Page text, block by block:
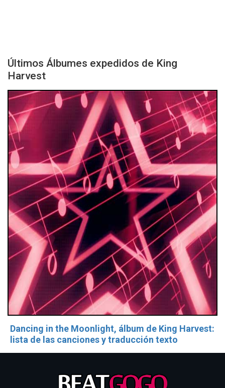
Últimos Álbumes expedidos de King
Harvest
Dancing in the Moonlight, álbum de King Harvest:
lista de las canciones y traducción texto